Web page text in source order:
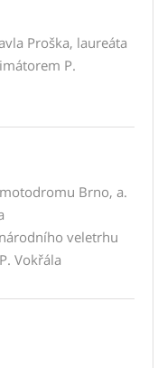
Proška, laureáta
P.
Brno, a.
veletrhu
Vokřála